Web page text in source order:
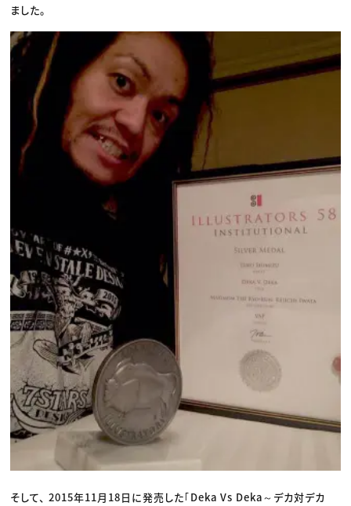
ました。
そして、 2015年11月18日に発売した｢Deka Vs Deka～デカ対デカ